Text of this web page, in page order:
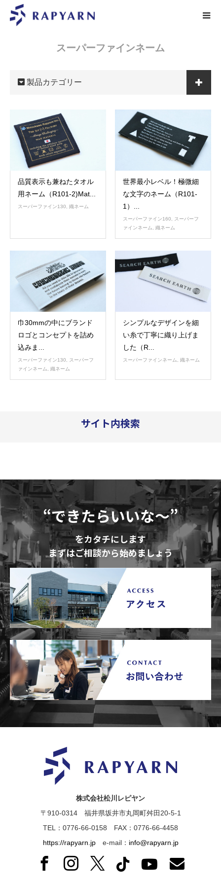
スーパーファインネーム
製品カテゴリー
品質表示も兼ねたタオル
用ネーム（R101-2)Mat...
スーパーファイン130 織ネーム
世界最小レベル！極微細
な文字のネーム（R101-
1）...
スーパーファイン160
スーパーフ
ァインネーム
織ネーム
巾30mmの中にブランド
ロゴとコンセプトを詰め
込みま...
スーパーファイン130
スーパーフ
ァインネーム
織ネーム
シンプルなデザインを細
い糸で丁寧に織り上げま
した（R...
スーパーファインネーム 織ネーム
サイト内検索
“できたらいいな～”
をカタチにします
まずはご相談から始めましょう
株式会社松川レピヤン
〒910-0314 福井県坂井市丸岡町舛田20-5-1
TEL：0776-66-0158 FAX：0776-66-4458
https://rapyarn.jpe-mail： info@rapyarn.jp